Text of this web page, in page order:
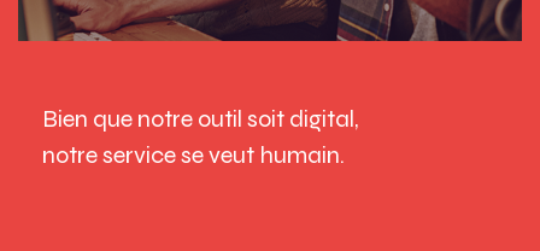
Bien que notre outil soit digital,
notre service se veut humain.